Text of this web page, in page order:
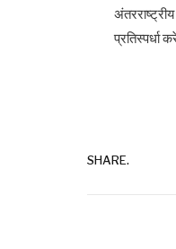
प्रतिस्पर्धा
SHARE.